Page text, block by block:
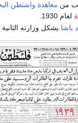
من معاهدة واشنطن
لعام 1930.
باشا يشكل وزارته